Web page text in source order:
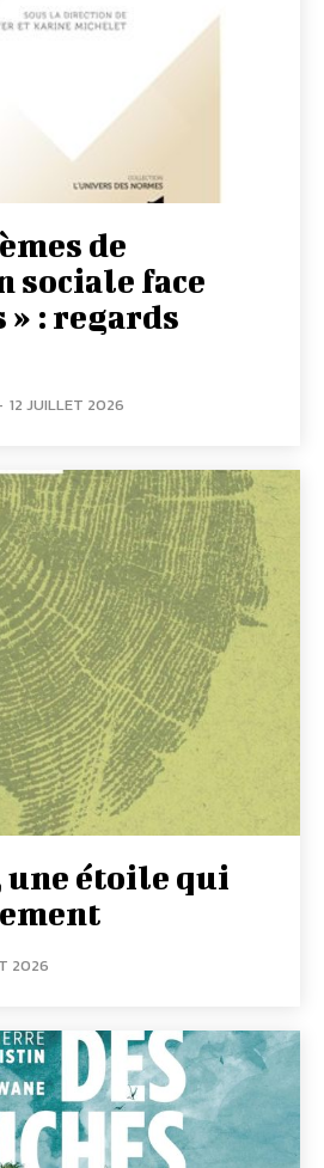
de
sociale face
» : regards
12 JUILLET 2026
étoile qui
2026